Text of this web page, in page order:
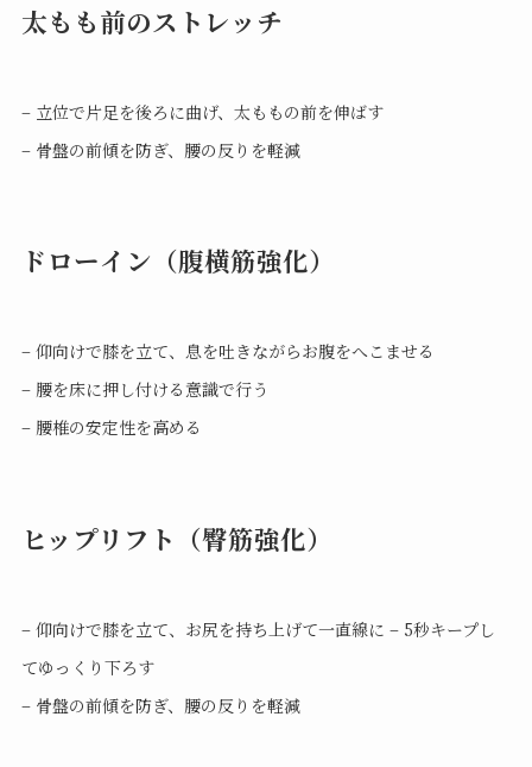
太もも前のストレッチ
– 立位で片足を後ろに曲げ、太ももの前を伸ばす
– 骨盤の前傾を防ぎ、腰の反りを軽減
ドローイン（腹横筋強化）
– 仰向けで膝を立て、息を吐きながらお腹をへこませる
– 腰を床に押し付ける意識で行う
– 腰椎の安定性を高める
ヒップリフト（臀筋強化）
– 仰向けで膝を立て、お尻を持ち上げて一直線に – 5秒キープし
てゆっくり下ろす
– 骨盤の前傾を防ぎ、腰の反りを軽減